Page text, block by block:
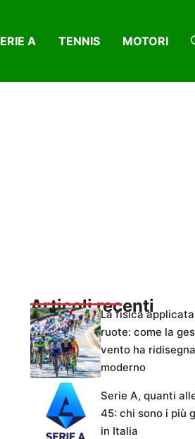
A TENNIS MOTORI
Articoli recenti
La fisica
ruote: come la
vento ha
moderno
Serie A, quanti
45: chi sono i più
in Italia